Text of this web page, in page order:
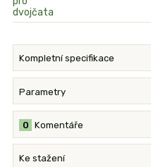
Kompletní specifikace
Parametry
Komentáře
0
Ke stažení